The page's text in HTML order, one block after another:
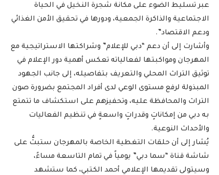
عبر تسليط الضوء على مكانة شجرة النخيل في الحياة
الاجتماعية والذاكرة الجمعية، ودورها في تحقيق الأمن الغذائي
ودعم الاقتصاد”.
وأشارت إلى أن دعم “دبي للإعلام” وشراكتها الاستراتيجية مع
المهرجان ومواكبتها لفعالياته تعكس أهمية دور الإعلام في
توثيق التراث المحلي والتعريف بتفاصيله، إلى جانب الجهود
المبذولة لرفع مستوى الوعي لدى أفراد المجتمع بضرورة صون
التراث والمحافظة عليه، وتحفيزهم على استكشاف ما تتمتع
به دبي من إمكاناتٍ وقدراتٍ واسعةٍ في تنظيم الفعاليات
والأحداث النوعية.
يُشار إلى أن حلقات التغطية الخاصة بالمهرجان ستبثُّ على
شاشة قناة “سما دبي” يومياً في تمام التاسعة مساءً،
وسيتولى تقديمها الإعلامي أحمد الكتبي، كما ستشهد